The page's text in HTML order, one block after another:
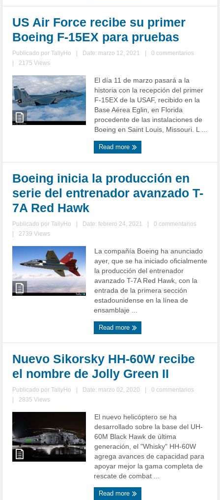
US Air Force recibe su primer
Boeing F-15EX para pruebas
Publicado porTallyHo Date: marzo 12, 2021
0 commentarios
2175 Views
El día 11 de marzo pasará a la
historia con la recepción del primer
F-15EX de la USAF, recibido en la
Base Aérea Eglin, en Florida
procedente de las instalaciones de
Boeing en Saint Louis, Missouri. L ...
Read more
Boeing inicia la producción en
serie del entrenador avanzado T-
7A Red Hawk
Publicado porTallyHo Date: febrero 24, 2021
0 commentarios
2739 Views
La compañía Boeing ha anunciado
ayer, que se ha iniciado oficialmente
la producción del entrenador
avanzado T-7A Red Hawk, con la
entrada de la primera sección
estadounidense en la línea de
ensamblaje ...
Read more
Nuevo Sikorsky HH-60W recibe
el nombre de Jolly Green II
Publicado porTallyHo Date: marzo 02, 2020
0 commentarios
2835 Views
El nuevo helicóptero se ha
desarrollado sobre la base del UH-
60M Black Hawk de última
generación, el "Whisky" HH-60W
agrega avances de capacidad para
apoyar mejor la gama completa de
rescate de combat ...
Read more